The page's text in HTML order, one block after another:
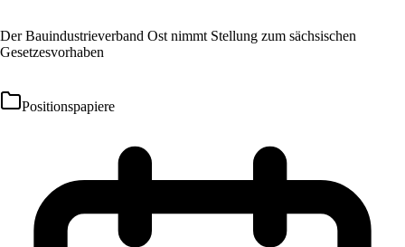
Der Bauindustrieverband Ost nimmt Stellung zum sächsischen
Gesetzesvorhaben
Positionspapiere